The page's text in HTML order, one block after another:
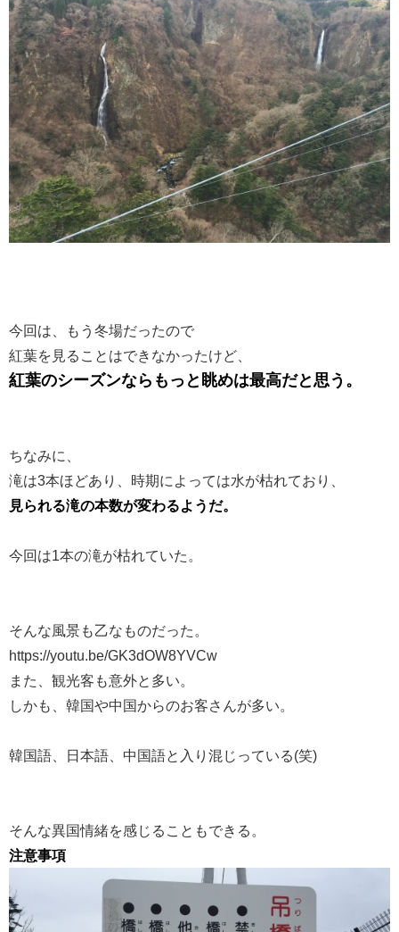
今回は、もう冬場だったので
紅葉を見ることはできなかったけど、
紅葉のシーズンならもっと眺めは最高だと思う。
ちなみに、
滝は3本ほどあり、時期によっては水が枯れており、
見られる滝の本数が変わるようだ。
今回は1本の滝が枯れていた。
そんな風景も乙なものだった。
https://youtu.be/GK3dOW8YVCw
また、観光客も意外と多い。
しかも、韓国や中国からのお客さんが多い。
韓国語、日本語、中国語と入り混じっている(笑)
そんな異国情緒を感じることもできる。
注意事項